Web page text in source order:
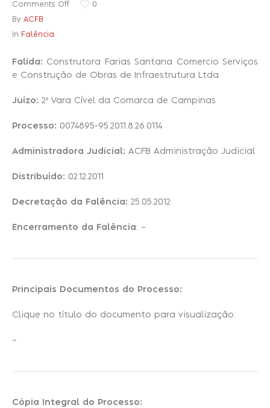
Recuperação Judicial
Comments Off 0
By ACFB
In Falência
Falida: Construtora Farias Santana Comercio Serviços
e Construção de Obras de Infraestrutura Ltda.
Juízo: 2ª Vara Cível da Comarca de Campinas
Processo: 0074895-95.2011.8.26.0114
Administradora Judicial: ACFB Administração Judicial
Distribuído: 02.12.2011
Decretação da Falência: 25.05.2012
Encerramento da Falência: –
Principais Documentos do Processo:
Clique no título do documento para visualização:
–
Cópia Integral do Processo: